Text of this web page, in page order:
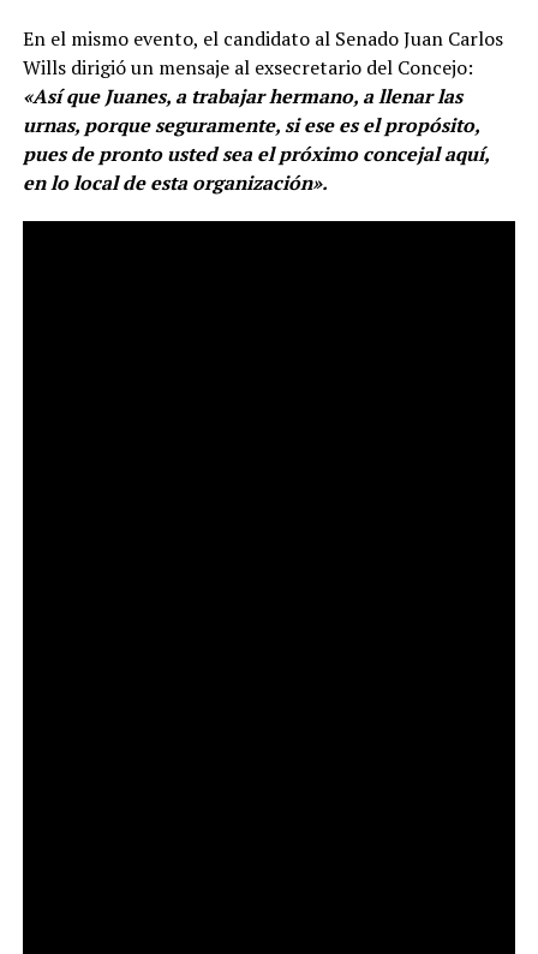
En el mismo evento, el candidato al Senado Juan Carlos
Wills dirigió un mensaje al exsecretario del Concejo:
«Así que Juanes, a trabajar hermano, a llenar las
urnas, porque seguramente, si ese es el propósito,
pues de pronto usted sea el próximo concejal aquí,
en lo local de esta organización».